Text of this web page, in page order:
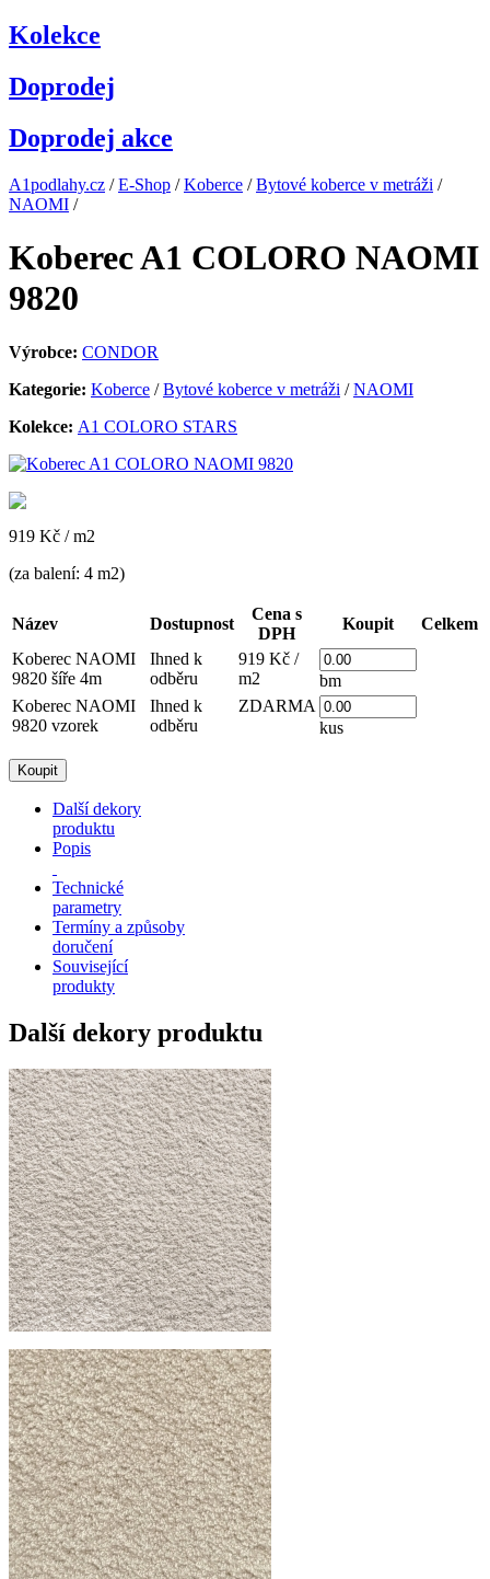
Kolekce
Doprodej
Doprodej akce
A1podlahy.cz /E-Shop /Koberce /Bytové koberce v metráži /
NAOMI /
Koberec A1 COLORO NAOMI
9820
Výrobce: CONDOR
Kategorie: Koberce /Bytové koberce v metráži /NAOMI
Kolekce: A1 COLORO STARS
919 Kč / m2
(za balení: 4 m2)
Název Dostupnost
Cena s
DPH
Koupit
Celkem
Koberec NAOMI
9820 šíře 4m
Ihned k
odběru
919 Kč /
m2
bm
Koberec NAOMI
9820 vzorek
Ihned k
odběru
ZDARMA
kus
Další dekory
produktu
Popis
Technické
parametry
Termíny a způsoby
doručení
Související
produkty
Další dekory produktu